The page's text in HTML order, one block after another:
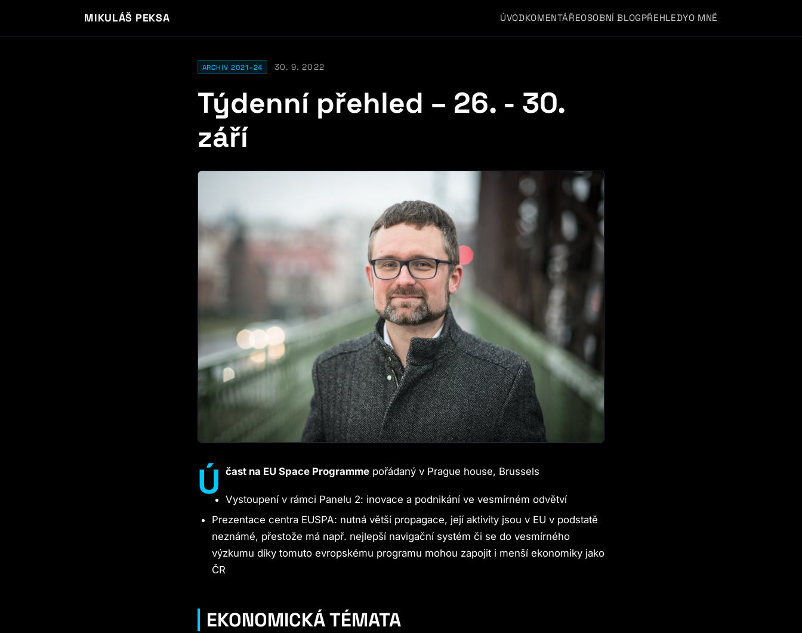
MIKULÁŠ PEKSA ÚVODKOMENTÁŘEOSOBNÍ BLOGPŘEHLEDYO MNĚ
ARCHIV 2021–24 30. 9. 2022
Týdenní přehled – 26. - 30.
září
Ú čast na EU Space Programmepořádaný v Prague house, Brussels
Vystoupení v rámci Panelu 2: inovace a podnikání ve vesmírném odvětví
Prezentace centra EUSPA: nutná větší propagace, její aktivity jsou v EU v podstatě
neznámé, přestože má např. nejlepší navigační systém či se do vesmírného
výzkumu díky tomuto evropskému programu mohou zapojit i menší ekonomiky jako
ČR
EKONOMICKÁ TÉMATA